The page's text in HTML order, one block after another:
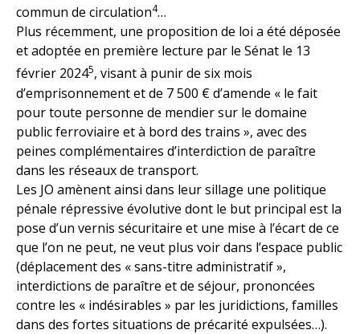
commun de circulation4…
Plus récemment, une proposition de loi a été déposée
et adoptée en première lecture par le Sénat le 13
février 20245, visant à punir de six mois
d’emprisonnement et de 7 500 € d’amende « le fait
pour toute personne de mendier sur le domaine
public ferroviaire et à bord des trains », avec des
peines complémentaires d’interdiction de paraître
dans les réseaux de transport.
Les JO amènent ainsi dans leur sillage une politique
pénale répressive évolutive dont le but principal est la
pose d’un vernis sécuritaire et une mise à l’écart de ce
que l’on ne peut, ne veut plus voir dans l’espace public
(déplacement des « sans-titre administratif »,
interdictions de paraître et de séjour, prononcées
contre les « indésirables » par les juridictions, familles
dans des fortes situations de précarité expulsées…).